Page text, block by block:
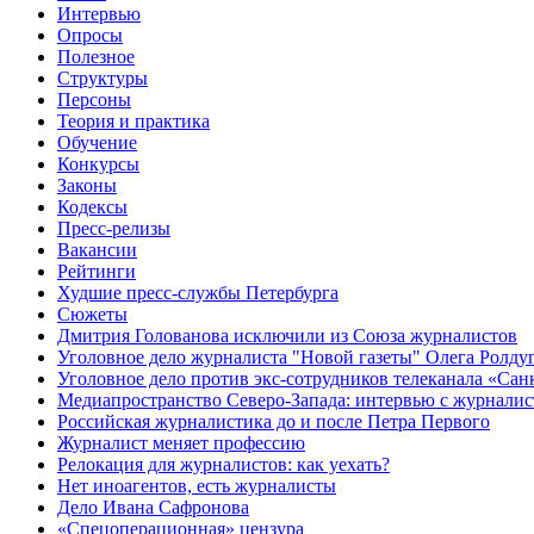
Интервью
Опросы
Полезное
Структуры
Персоны
Теория и практика
Обучение
Конкурсы
Законы
Кодексы
Пресс-релизы
Вакансии
Рейтинги
Худшие пресс-службы Петербурга
Сюжеты
Дмитрия Голованова исключили из Союза журналистов
Уголовное дело журналиста "Новой газеты" Олега
Уголовное дело против экс-сотрудников телеканала
Медиапространство Северо-Запада: интервью с
Российская журналистика до и после Петра Первого
Журналист меняет профессию
Релокация для журналистов: как уехать?
Нет иноагентов, есть журналисты
Дело Ивана Сафронова
«Спецоперационная» цензура